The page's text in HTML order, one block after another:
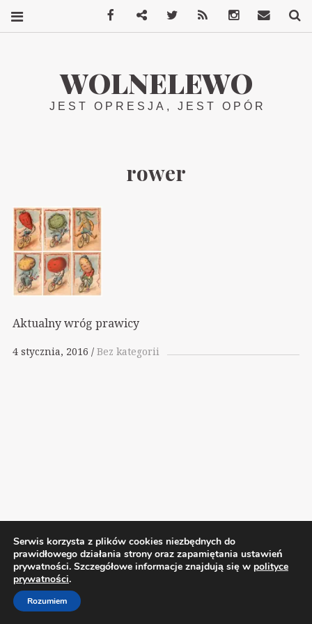
WOLNELEWO
JEST OPRESJA, JEST OPÓR
rower
Aktualny wróg prawicy
4 stycznia, 2016 Bez kategorii
2026 Wolnelewo. Xavier Woliński |Mastodon
FacebookMastodonTwitter InstagramKontakt
Serwis korzysta z plików cookies niezbędnych do
prawidłowego działania strony oraz zapamiętania ustawień
prywatności. Szczegółowe informacje znajdują się w polityce
prywatności.
Rozumiem